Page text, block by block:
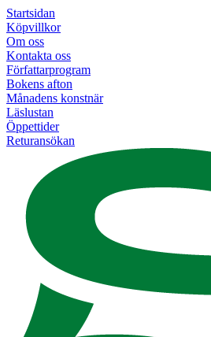
Startsidan
Köpvillkor
Om oss
Kontakta oss
Författarprogram
Bokens afton
Månadens konstnär
Läslustan
Öppettider
Returansökan